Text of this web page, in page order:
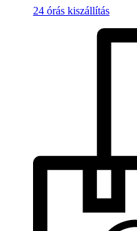
24 órás kiszállítás